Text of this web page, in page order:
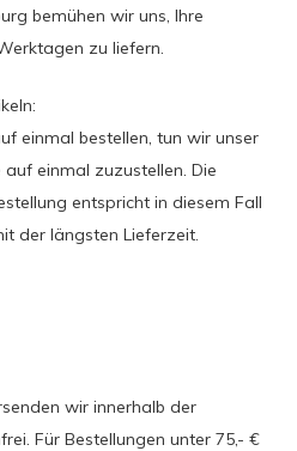
bemühen wir uns, Ihre
zu liefern.
einmal bestellen, tun wir unser
einmal zuzustellen. Die
entspricht in diesem Fall
der längsten Lieferzeit.
wir innerhalb der
Für Bestellungen unter 75,- €